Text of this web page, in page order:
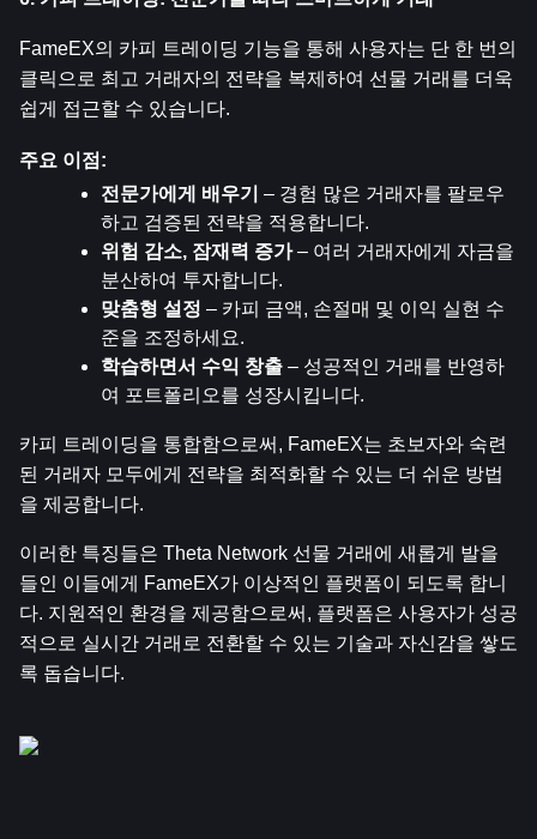
FameEX의 카피 트레이딩 기능을 통해 사용자는 단 한 번의
클릭으로 최고 거래자의 전략을 복제하여 선물 거래를 더욱
쉽게 접근할 수 있습니다.
주요 이점:
전문가에게 배우기 – 경험 많은 거래자를 팔로우
하고 검증된 전략을 적용합니다.
위험 감소, 잠재력 증가 – 여러 거래자에게 자금을
분산하여 투자합니다.
맞춤형 설정 – 카피 금액, 손절매 및 이익 실현 수
준을 조정하세요.
학습하면서 수익 창출 – 성공적인 거래를 반영하
여 포트폴리오를 성장시킵니다.
카피 트레이딩을 통합함으로써, FameEX는 초보자와 숙련
된 거래자 모두에게 전략을 최적화할 수 있는 더 쉬운 방법
을 제공합니다.
이러한 특징들은 Theta Network 선물 거래에 새롭게 발을
들인 이들에게 FameEX가 이상적인 플랫폼이 되도록 합니
다. 지원적인 환경을 제공함으로써, 플랫폼은 사용자가 성공
적으로 실시간 거래로 전환할 수 있는 기술과 자신감을 쌓도
록 돕습니다.